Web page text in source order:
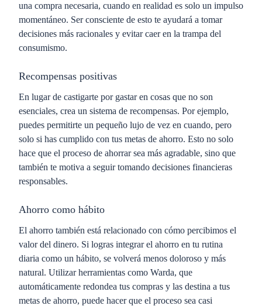
una compra necesaria, cuando en realidad es solo un impulso
momentáneo. Ser consciente de esto te ayudará a tomar
decisiones más racionales y evitar caer en la trampa del
consumismo.
Recompensas positivas
En lugar de castigarte por gastar en cosas que no son
esenciales, crea un sistema de recompensas. Por ejemplo,
puedes permitirte un pequeño lujo de vez en cuando, pero
solo si has cumplido con tus metas de ahorro. Esto no solo
hace que el proceso de ahorrar sea más agradable, sino que
también te motiva a seguir tomando decisiones financieras
responsables.
Ahorro como hábito
El ahorro también está relacionado con cómo percibimos el
valor del dinero. Si logras integrar el ahorro en tu rutina
diaria como un hábito, se volverá menos doloroso y más
natural. Utilizar herramientas como Warda, que
automáticamente redondea tus compras y las destina a tus
metas de ahorro, puede hacer que el proceso sea casi